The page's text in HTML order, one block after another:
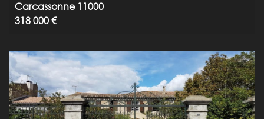
Carcassonne 11000
318 000 €